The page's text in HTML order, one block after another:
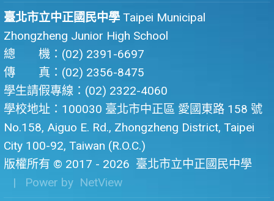
臺北市立中正國民中學 Taipei Municipal
Zhongzheng Junior High School
總 機：(02) 2391-6697
傳 真：(02) 2356-8475
學生請假專線：(02) 2322-4060
學校地址：100030 臺北市中正區 愛國東路 158 號
No.158, Aiguo E. Rd., Zhongzheng District, Taipei
City 100-92, Taiwan (R.O.C.)
版權所有 © 2017 - 2026 臺北市立中正國民中學
| Power by NetView